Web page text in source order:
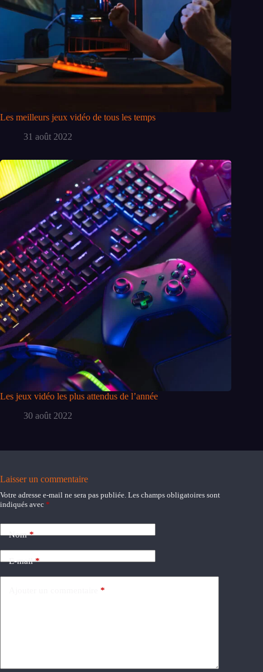
Les meilleurs jeux vidéo de tous les temps
31 août 2022
Les jeux vidéo les plus attendus de l’année
30 août 2022
Laisser un commentaire
Votre adresse e-mail ne sera pas publiée. Les champs obligatoires sont
indiqués avec *
Nom*
E-mail*
*